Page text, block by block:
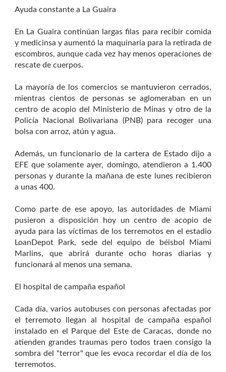
Ayuda constante a La Guaira
En La Guaira continúan largas filas para recibir comida
y medicinsa y aumentó la maquinaria para la retirada de
escombros, aunque cada vez hay menos operaciones de
rescate de cuerpos.
La mayoría de los comercios se mantuvieron cerrados,
mientras cientos de personas se aglomeraban en un
centro de acopio del Ministerio de Minas y otro de la
Policía Nacional Bolivariana (PNB) para recoger una
bolsa con arroz, atún y agua.
Además, un funcionario de la cartera de Estado dijo a
EFE que solamente ayer, domingo, atendieron a 1.400
personas y durante la mañana de este lunes recibieron
a unas 400.
Como parte de ese apoyo, las autoridades de Miami
pusieron a disposición hoy un centro de acopio de
ayuda para las víctimas de los terremotos en el estadio
LoanDepot Park, sede del equipo de béisbol Miami
Marlins, que abrirá durante ocho horas diarias y
funcionará al menos una semana.
El hospital de campaña español
Cada día, varios autobuses con personas afectadas por
el terremoto llegan al hospital de campaña español
instalado en el Parque del Este de Caracas, donde no
atienden grandes traumas pero todos traen consigo la
sombra del "terror" que les evoca recordar el día de los
terremotos.